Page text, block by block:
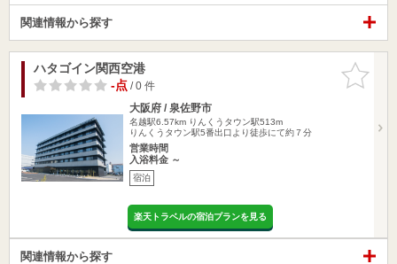
関連情報から探す
お気に入
りに追加
ハタゴイン関西空港
-点/ 0 件
大阪府 / 泉佐野市
名越駅6.57km りんくうタウン駅513m
りんくうタウン駅5番出口より徒歩にて約７分
営業時間
入浴料金 ～
宿泊
楽天トラベルの宿泊プランを見る
関連情報から探す